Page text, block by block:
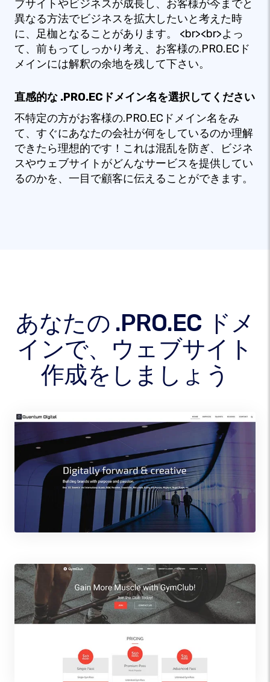
ブサイトやビジネスが成長し、お客様が今までと
異なる方法でビジネスを拡大したいと考えた時
に、足枷となることがあります。 <br><br>よっ
て、前もってしっかり考え、お客様の.PRO.ECド
メインには解釈の余地を残して下さい。
直感的な .PRO.ECドメイン名を選択してください
不特定の方がお客様の.PRO.ECドメイン名をみ
て、すぐにあなたの会社が何をしているのか理解
できたら理想的です！これは混乱を防ぎ、ビジネ
スやウェブサイトがどんなサービスを提供してい
るのかを、一目で顧客に伝えることができます。
あなたの .PRO.EC ドメ
インで、ウェブサイト
作成をしましょう